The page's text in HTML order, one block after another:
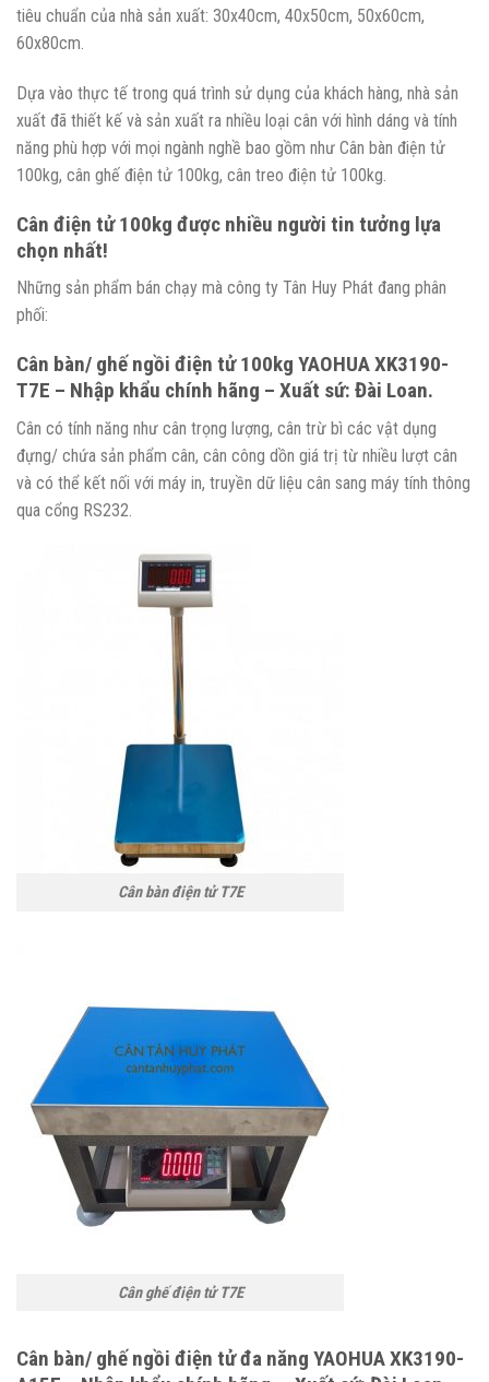
tiêu chuẩn của nhà sản xuất: 30x40cm, 40x50cm, 50x60cm,
60x80cm.
Dựa vào thực tế trong quá trình sử dụng của khách hàng, nhà sản
xuất đã thiết kế và sản xuất ra nhiều loại cân với hình dáng và tính
năng phù hợp với mọi ngành nghề bao gồm như Cân bàn điện tử
100kg, cân ghế điện tử 100kg, cân treo điện tử 100kg.
Cân điện tử 100kg được nhiều người tin tưởng lựa
chọn nhất!
Những sản phẩm bán chạy mà công ty Tân Huy Phát đang phân
phối:
Cân bàn/ ghế ngồi điện tử 100kg YAOHUA XK3190-
T7E – Nhập khẩu chính hãng – Xuất sứ: Đài Loan.
Cân có tính năng như cân trọng lượng, cân trừ bì các vật dụng
đựng/ chứa sản phẩm cân, cân công dồn giá trị từ nhiều lượt cân
và có thể kết nối với máy in, truyền dữ liệu cân sang máy tính thông
qua cổng RS232.
Cân bàn điện tử T7E
Cân ghế điện tử T7E
Cân bàn/ ghế ngồi điện tử đa năng YAOHUA XK3190-